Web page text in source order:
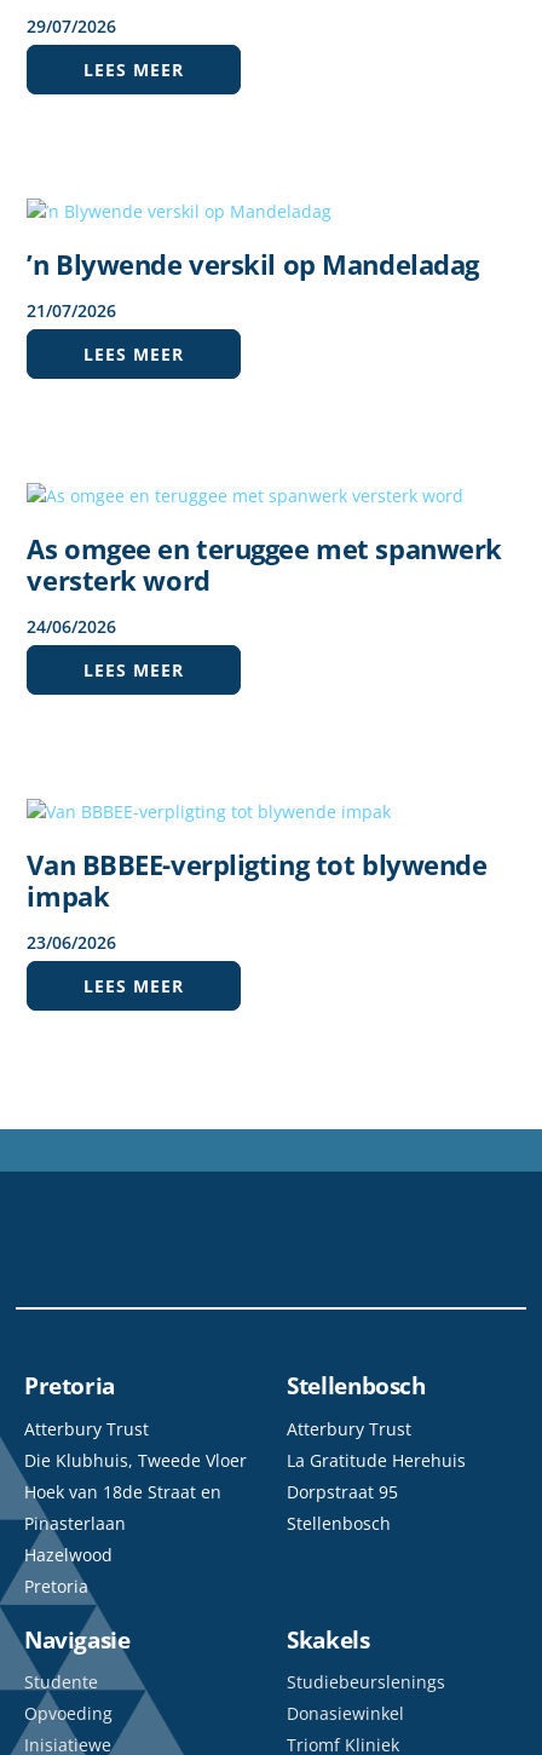
29/07/2026
LEES MEER
’n Blywende verskil op Mandeladag
21/07/2026
LEES MEER
As omgee en teruggee met spanwerk
versterk word
24/06/2026
LEES MEER
Van BBBEE-verpligting tot blywende
impak
23/06/2026
LEES MEER
Pretoria
Atterbury Trust
Die Klubhuis, Tweede Vloer
Hoek van 18de Straat en
Pinasterlaan
Hazelwood
Pretoria
Stellenbosch
Atterbury Trust
La Gratitude Herehuis
Dorpstraat 95
Stellenbosch
Navigasie
Studente
Opvoeding
Inisiatiewe
Skakels
Studiebeurslenings
Donasiewinkel
Triomf Kliniek